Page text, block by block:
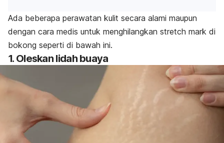
Ada beberapa perawatan kulit secara alami maupun
dengan cara medis untuk menghilangkan stretch mark di
bokong seperti di bawah ini.
1. Oleskan lidah buaya